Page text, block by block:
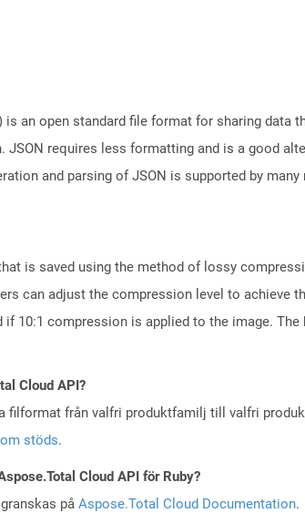
an open standard file format for sharing data
requires less formatting and is a good
and parsing of JSON is supported by
is saved using the method of lossy
can adjust the compression level to achieve
10:1 compression is applied to the image.
Cloud API?
från valfri produktfamilj till valfri
stöds.
Cloud API för Ruby?
på Aspose.Total Cloud Documentation.